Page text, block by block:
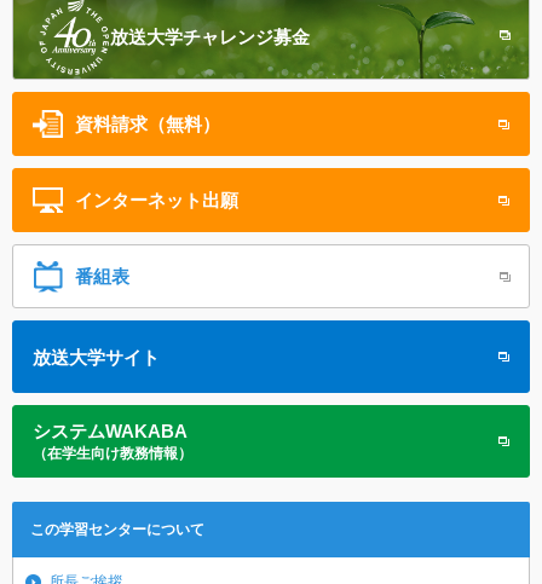
放送大学チャレンジ募金
資料請求（無料）
インターネット 出願
番組表
放送大学サイト
システムWAKABA
（在学生向け教務情報）
この学習センターについて